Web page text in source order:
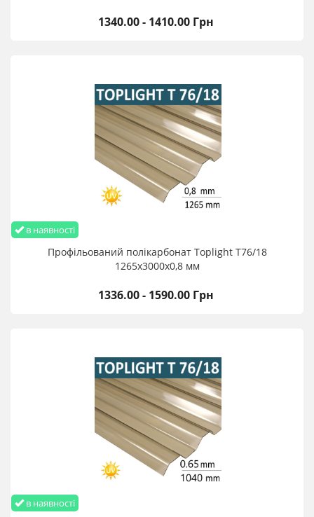
1340.00 - 1410.00 Грн
в наявності
Профільований полікарбонат Toplight T76/18
1265х3000х0,8 мм
1336.00 - 1590.00 Грн
в наявності